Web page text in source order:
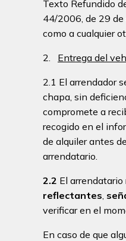
Texto Refundido
44/2006, de 29 de
como a cualquier
2. Entrega del
2.1 El arrendador
chapa, sin
compromete a
recogido en el
de alquiler antes
arrendatario.
2.2 El
reflectantes
verificar en el
En caso de que